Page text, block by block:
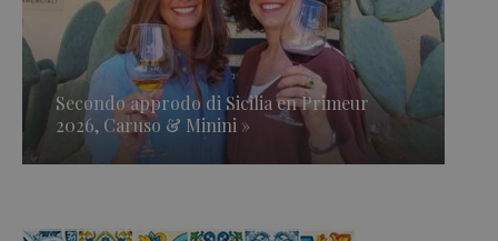
Secondo approdo di Sicilia en Primeur
2026, Caruso & Minini »